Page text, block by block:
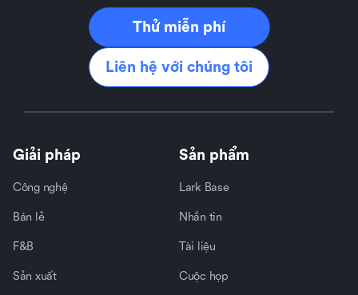
Thử miễn phí
Liên hệ với chúng tôi
Giải pháp
Công nghệ
Bán lẻ
F&B
Sản xuất
Sản phẩm
Lark Base
Nhắn tin
Tài liệu
Cuộc họp